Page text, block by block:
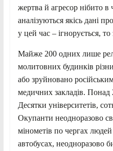
жертва й агресор нібито в
аналізуються якісь дані
у цей час – ігнорується,
Майже 200 одних лише
молитовних будинків
або зруйновано
медичних закладів. Понад
Десятки університетів,
Окупанти неодноразово
мінометів по чергах
автобусах, неодноразово